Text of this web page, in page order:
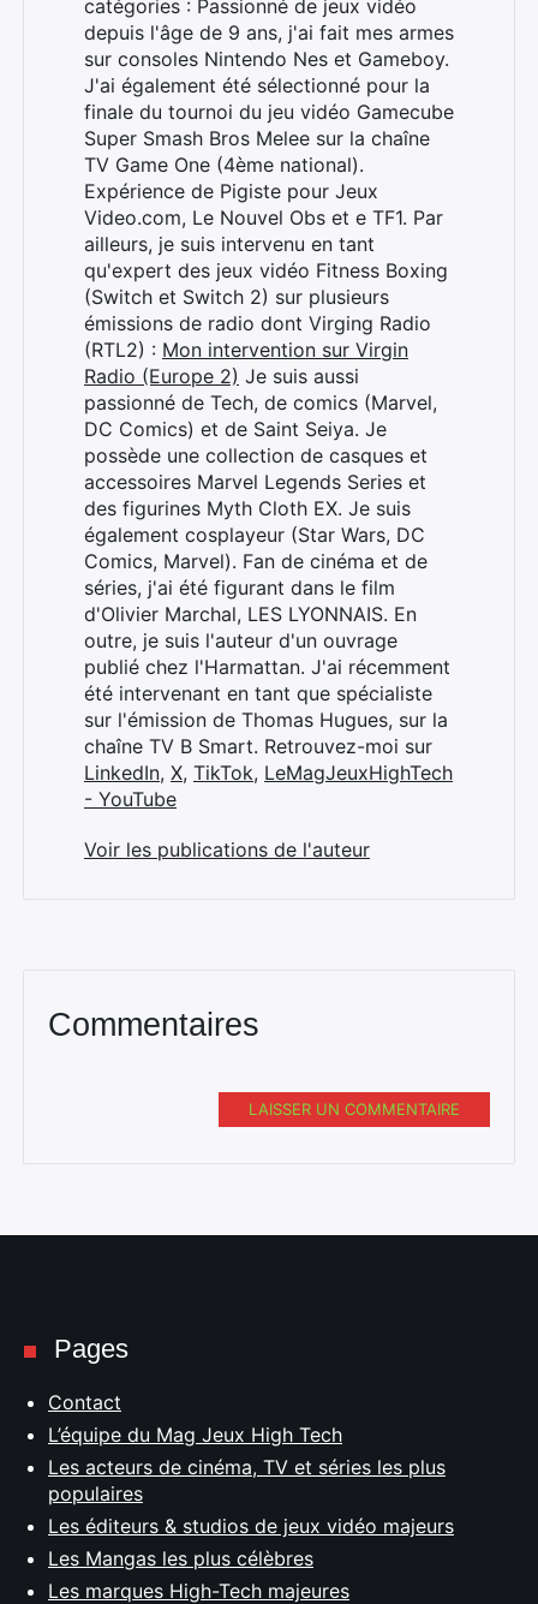
catégories : Passionné de jeux vidéo
depuis l'âge de 9 ans, j'ai fait mes armes
sur consoles Nintendo Nes et Gameboy.
J'ai également été sélectionné pour la
finale du tournoi du jeu vidéo Gamecube
Super Smash Bros Melee sur la chaîne
TV Game One (4ème national).
Expérience de Pigiste pour Jeux
Video.com, Le Nouvel Obs et e TF1. Par
ailleurs, je suis intervenu en tant
qu'expert des jeux vidéo Fitness Boxing
(Switch et Switch 2) sur plusieurs
émissions de radio dont Virging Radio
(RTL2) : Mon intervention sur Virgin
Radio (Europe 2) Je suis aussi
passionné de Tech, de comics (Marvel,
DC Comics) et de Saint Seiya. Je
possède une collection de casques et
accessoires Marvel Legends Series et
des figurines Myth Cloth EX. Je suis
également cosplayeur (Star Wars, DC
Comics, Marvel). Fan de cinéma et de
séries, j'ai été figurant dans le film
d'Olivier Marchal, LES LYONNAIS. En
outre, je suis l'auteur d'un ouvrage
publié chez l'Harmattan. J'ai récemment
été intervenant en tant que spécialiste
sur l'émission de Thomas Hugues, sur la
chaîne TV B Smart. Retrouvez-moi sur
LinkedIn, X, TikTok, LeMagJeuxHighTech
- YouTube
Voir les publications de l'auteur
Commentaires
LAISSER UN COMMENTAIRE
Pages
Contact
L’équipe du Mag Jeux High Tech
Les acteurs de cinéma, TV et séries les plus
populaires
Les éditeurs & studios de jeux vidéo majeurs
Les Mangas les plus célèbres
Les marques High-Tech majeures
Rechercher
: